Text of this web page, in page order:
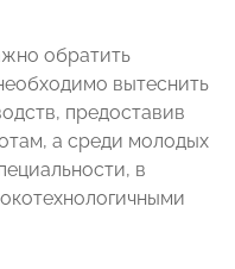
обратить
вытеснить
предоставив
а среди молодых
в